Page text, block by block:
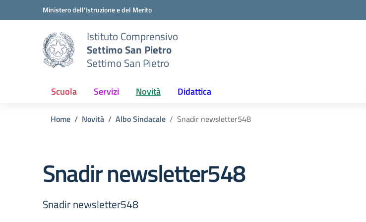
Vai ai contenuti
Vai al menu di navigazioneMinistero dell'Istruzione e del Merito
Istituto Comprensivo
Settimo San Pietro
Settimo San Pietro
Scuola Servizi Novità Didattica
Home Novità Albo Sindacale Snadir newsletter548
Snadir newsletter548
Snadir newsletter548